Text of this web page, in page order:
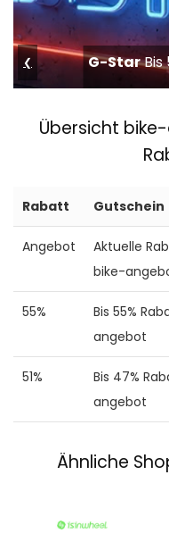
tink50% auf
❮
Übersicht
Rabatt Gutschein
Angebot
Aktuelle
bike-
55%
Bis 55%
angebot
51%
Bis 47%
angebot
Ähnliche